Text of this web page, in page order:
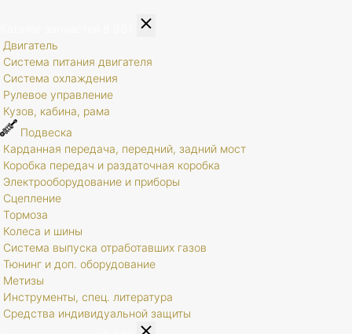
Двигатель
Система питания двигателя
Система охлаждения
Рулевое управление
Кузов, кабина, рама
Подвеска
Карданная передача, передний, задний мост
Коробка передач и раздаточная коробка
Электрооборудование и приборы
Сцепление
Тормоза
Колеса и шины
Система выпуска отработавших газов
Тюнинг и доп. оборудование
Метизы
Инструменты, спец. литература
Средства индивидуальной защиты